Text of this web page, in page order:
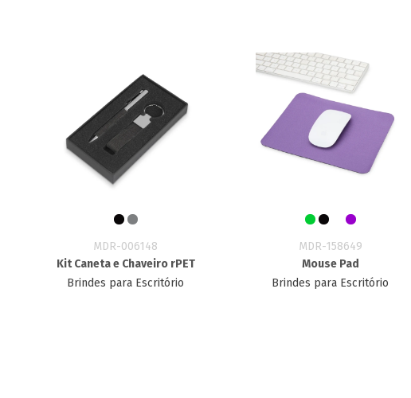
MDR-006148
Kit Caneta e Chaveiro rPET
Brindes para Escritório
MDR-158649
Mouse Pad
Brindes para Escritório